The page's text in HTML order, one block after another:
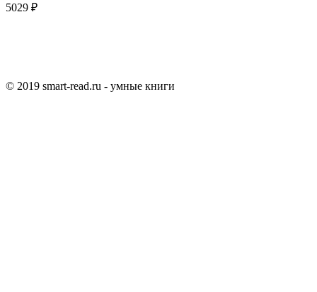
5029 ₽
© 2019 smart-read.ru - умные книги